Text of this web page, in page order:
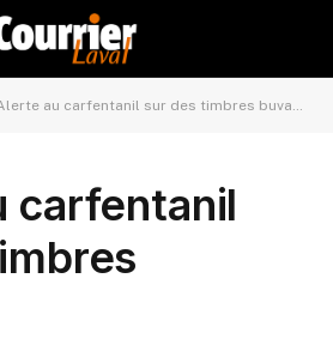
au carfentanil sur des timbres buvards
carfentanil